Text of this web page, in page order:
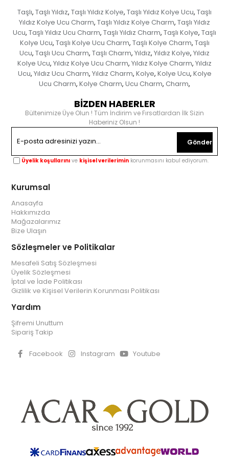
Taşlı, Taşlı Yıldız, Taşlı Yıldız Kolye, Taşlı Yıldız Kolye Ucu, Taşlı
Yıldız Kolye Ucu Charm, Taşlı Yıldız Kolye Charm, Taşlı Yıldız
Ucu, Taşlı Yıldız Ucu Charm, Taşlı Yıldız Charm, Taşlı Kolye, Taşlı
Kolye Ucu, Taşlı Kolye Ucu Charm, Taşlı Kolye Charm, Taşlı
Ucu, Taşlı Ucu Charm, Taşlı Charm, Yıldız, Yıldız Kolye, Yıldız
Kolye Ucu, Yıldız Kolye Ucu Charm, Yıldız Kolye Charm, Yıldız
Ucu, Yıldız Ucu Charm, Yıldız Charm, Kolye, Kolye Ucu, Kolye
Ucu Charm, Kolye Charm, Ucu Charm, Charm,
BİZDEN HABERLER
Bültenimize Üye Olun ! Tüm İndirim ve Fırsatlardan İlk Sizin
Haberiniz Olsun !
Gönder
Üyelik koşullarını ve kişisel verilerimin korunmasını kabul ediyorum.
Kurumsal
Anasayfa
Hakkımızda
Mağazalarımız
Bize Ulaşın
Sözleşmeler ve Politikalar
Mesafeli Satış Sözleşmesi
Üyelik Sözleşmesi
İptal ve İade Politikası
Gizlilik ve Kişisel Verilerin Korunması Politikası
Yardım
Şifremi Unuttum
Sipariş Takip
Facebook Instagram Youtube